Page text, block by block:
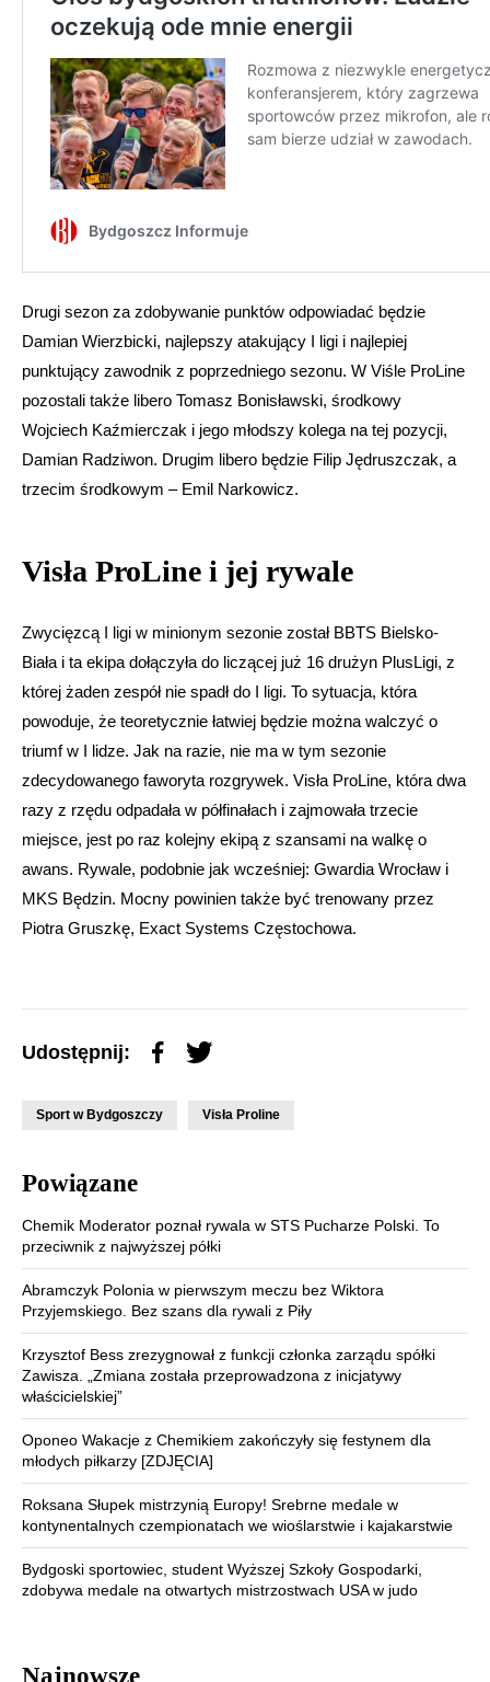
Drugi sezon za zdobywanie punktów odpowiadać będzie
Damian Wierzbicki, najlepszy atakujący I ligi i najlepiej
punktujący zawodnik z poprzedniego sezonu. W Viśle ProLine
pozostali także libero Tomasz Bonisławski, środkowy
Wojciech Kaźmierczak i jego młodszy kolega na tej pozycji,
Damian Radziwon. Drugim libero będzie Filip Jędruszczak, a
trzecim środkowym – Emil Narkowicz.
Visła ProLine i jej rywale
Zwycięzcą I ligi w minionym sezonie został BBTS Bielsko-
Biała i ta ekipa dołączyła do liczącej już 16 drużyn PlusLigi, z
której żaden zespół nie spadł do I ligi. To sytuacja, która
powoduje, że teoretycznie łatwiej będzie można walczyć o
triumf w I lidze. Jak na razie, nie ma w tym sezonie
zdecydowanego faworyta rozgrywek. Visła ProLine, która dwa
razy z rzędu odpadała w półfinałach i zajmowała trzecie
miejsce, jest po raz kolejny ekipą z szansami na walkę o
awans. Rywale, podobnie jak wcześniej: Gwardia Wrocław i
MKS Będzin. Mocny powinien także być trenowany przez
Piotra Gruszkę, Exact Systems Częstochowa.
Udostępnij:
Sport w Bydgoszczy Visła Proline
Powiązane
Chemik Moderator poznał rywala w STS Pucharze Polski. To
przeciwnik z najwyższej półki
Abramczyk Polonia w pierwszym meczu bez Wiktora
Przyjemskiego. Bez szans dla rywali z Piły
Krzysztof Bess zrezygnował z funkcji członka zarządu spółki
Zawisza. „Zmiana została przeprowadzona z inicjatywy
właścicielskiej”
Oponeo Wakacje z Chemikiem zakończyły się festynem dla
młodych piłkarzy [ZDJĘCIA]
Roksana Słupek mistrzynią Europy! Srebrne medale w
kontynentalnych czempionatach we wioślarstwie i kajakarstwie
Bydgoski sportowiec, student Wyższej Szkoły Gospodarki,
zdobywa medale na otwartych mistrzostwach USA w judo
Najnowsze